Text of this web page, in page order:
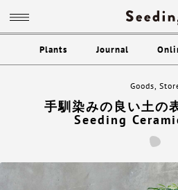
Plants Journal
Goods,
手馴染みの良い土の
Seeding